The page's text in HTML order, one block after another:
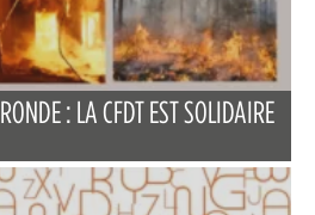
: LA CFDT EST SOLIDAIRE